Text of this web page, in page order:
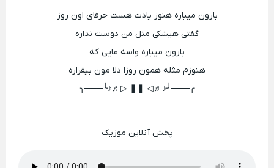
بارون میباره هنوز یادت هست حرفای اون روز
گفتی هیشکی مثل من دوست نداره
بارون میباره واسه مایی که
هنوزم مثله همون روزا دلا مون بیقراره
╭───╯♪♬◁ ❚❚ ▷♬♪╰───╮
پخش آنلاین موزیک